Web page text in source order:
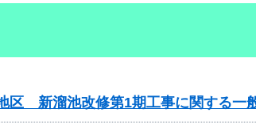
区 新溜池改修第1期工事に関する一